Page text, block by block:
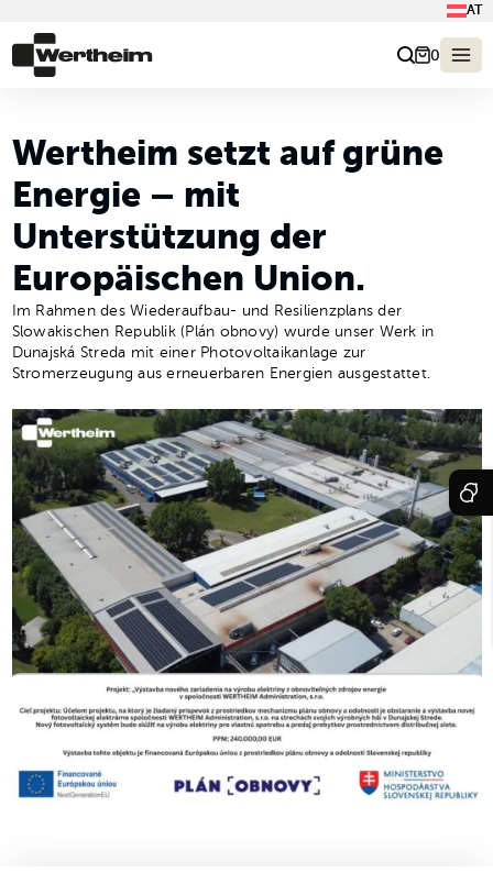
AT
0
Wertheim setzt auf grüne
Energie – mit
Unterstützung der
Europäischen Union.
Im Rahmen des Wiederaufbau- und Resilienzplans der
Slowakischen Republik (Plán obnovy) wurde unser Werk in
Dunajská Streda mit einer Photovoltaikanlage zur
Stromerzeugung aus erneuerbaren Energien ausgestattet.